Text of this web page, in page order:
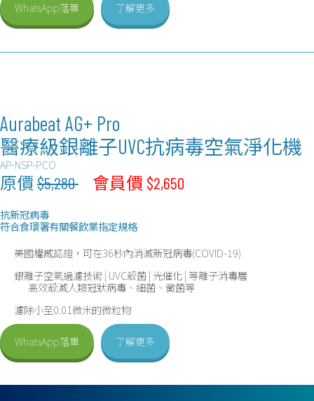
WhatsApp落單 了解更多
Aurabeat AG+ Pro
醫療級銀離子UVC抗病毒空氣淨化機
AP-NSP-PCO
原價 $5,280 會員價 $2,650
抗新冠病毒
符合食環署有關餐飲業指定規格
美國權威認證，可在36秒內消滅新冠病毒(COVID-19)
銀離子空氣過濾技術 | UVC殺菌 | 光催化 | 等離子消毒層
高效殺滅人類冠狀病毒、細菌、黴菌等
濾除小至0.01微米的微粒物
WhatsApp落單 了解更多